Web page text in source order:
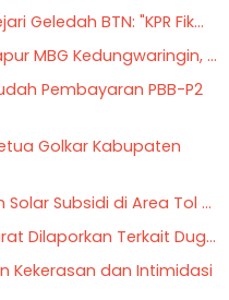
Geledah BTN: "KPR Fik...
MBG Kedungwaringin, ...
Pembayaran PBB-P2
Golkar Kabupaten
Subsidi di Area Tol ...
Dilaporkan Terkait Dug...
Kekerasan dan Intimidasi